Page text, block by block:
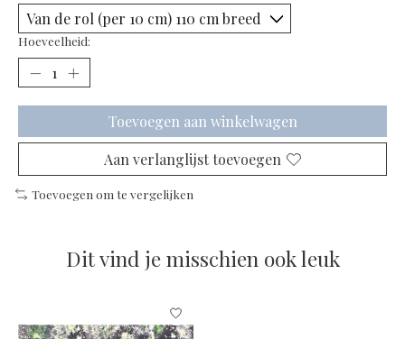
Hoeveelheid:
Toevoegen aan winkelwagen
Aan verlanglijst toevoegen
Toevoegen om te vergelijken
Dit vind je misschien ook leuk
Items van productcarrousel